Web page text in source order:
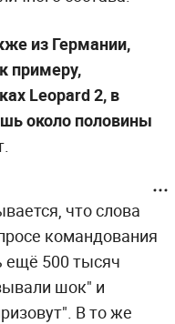
из Германии,
примеру,
Leopard 2, в
около половины
что слова
командования
ещё 500 тысяч
шок" и
В то же